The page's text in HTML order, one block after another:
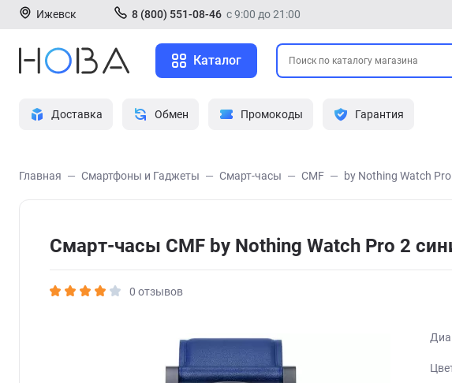
Ижевск 8 (800) 551-08-46 с 9:00 до 21:00
Каталог
Доставка Обмен Промокоды Гарантия
Главная Смартфоны и Гаджеты Смарт-часы CMF by Nothing Watch
Смарт-часы CMF by Nothing Watch Pro 2
0 отзывов